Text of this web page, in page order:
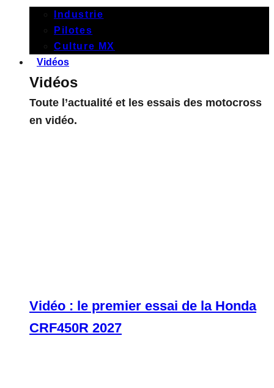
Industrie
Pilotes
Culture MX
Vidéos
Vidéos
Toute l’actualité et les essais des motocross
en vidéo.
Vidéo : le premier essai de la Honda
CRF450R 2027